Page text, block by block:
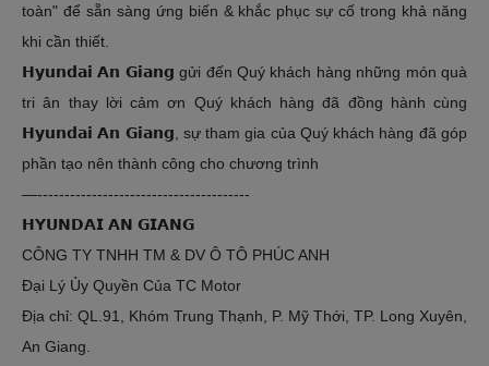
toàn" để sẵn sàng ứng biến & khắc phục sự cố trong khả năng
khi cần thiết.
𝗛𝘆𝘂𝗻𝗱𝗮𝗶 𝗔𝗻 𝗚𝗶𝗮𝗻𝗴 gửi đến Quý khách hàng những món quà
tri ân thay lời cảm ơn Quý khách hàng đã đồng hành cùng
𝗛𝘆𝘂𝗻𝗱𝗮𝗶 𝗔𝗻 𝗚𝗶𝗮𝗻𝗴, sự tham gia của Quý khách hàng đã góp
phần tạo nên thành công cho chương trình
—---------------------------------------
𝗛𝗬𝗨𝗡𝗗𝗔𝗜 𝗔𝗡 𝗚𝗜𝗔𝗡𝗚
CÔNG TY TNHH TM & DV Ô TÔ PHÚC ANH
Đại Lý Ủy Quyền Của TC Motor
Địa chỉ: QL.91, Khóm Trung Thạnh, P. Mỹ Thới, TP. Long Xuyên,
An Giang.